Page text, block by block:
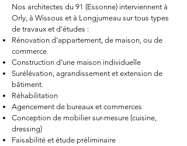
Nos architectes du 91 (Essonne) interviennent à
Orly, à Wissous et à Longjumeau sur tous types
de travaux et d'études :
Rénovation d’appartement, de maison, ou de
commerce.
Construction d’une maison individuelle
Surélévation, agrandissement et extension de
bâtiment.
Réhabilitation
Agencement de bureaux et commerces
Conception de mobilier sur-mesure (cuisine,
dressing)
Faisabilité et étude préliminaire